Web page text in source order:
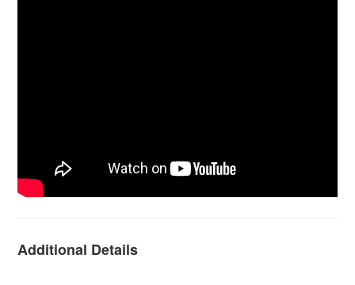
Additional Details